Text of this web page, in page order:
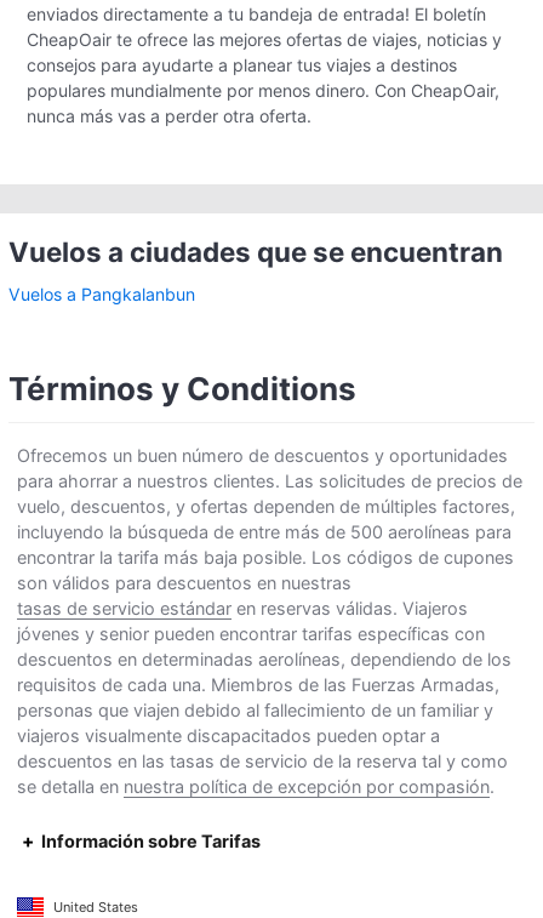
enviados directamente a tu bandeja de entrada! El boletín
CheapOair te ofrece las mejores ofertas de viajes, noticias y
consejos para ayudarte a planear tus viajes a destinos
populares mundialmente por menos dinero. Con CheapOair,
nunca más vas a perder otra oferta.
Vuelos a ciudades que se encuentran
Vuelos a Pangkalanbun
Términos y Conditions
Ofrecemos un buen número de descuentos y oportunidades
para ahorrar a nuestros clientes. Las solicitudes de precios de
vuelo, descuentos, y ofertas dependen de múltiples factores,
incluyendo la búsqueda de entre más de 500 aerolíneas para
encontrar la tarifa más baja posible. Los códigos de cupones
son válidos para descuentos en nuestras
tasas de servicio estándar en reservas válidas. Viajeros
jóvenes y senior pueden encontrar tarifas específicas con
descuentos en determinadas aerolíneas, dependiendo de los
requisitos de cada una. Miembros de las Fuerzas Armadas,
personas que viajen debido al fallecimiento de un familiar y
viajeros visualmente discapacitados pueden optar a
descuentos en las tasas de servicio de la reserva tal y como
se detalla en nuestra política de excepción por compasión.
Información sobre Tarifas
United States